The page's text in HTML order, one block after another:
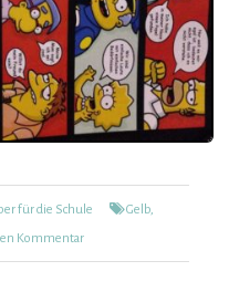
für die Schule TagsGelb,
Kommentarzu
The